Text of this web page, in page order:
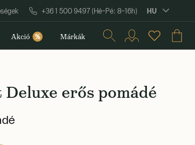
+36 1 500 9497 (Hé–Pé: 8–16h) HU
Akció % Márkák
erős pomádé